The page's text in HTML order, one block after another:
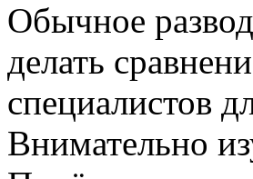
Обычное
делать
специалистов
Внимательно